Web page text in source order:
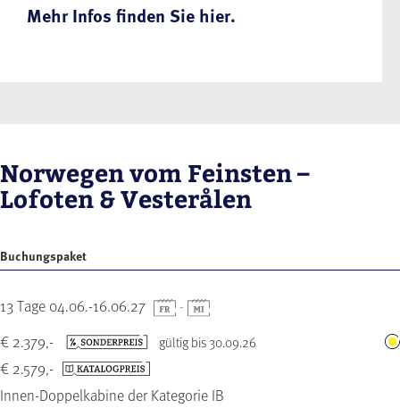
Mehr Infos finden Sie hier.
Norwegen vom Feinsten –
Lofoten & Vesterålen
Buchungspaket
13 Tage 04.06.-16.06.27 -
Innen-Doppelkabine der Kategorie IB
€ 2.379,- gültig bis 30.09.26
€ 2.579,-